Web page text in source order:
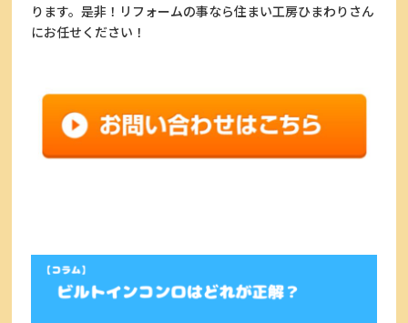
ります。是非！リフォームの事なら住まい工房ひまわりさん
にお任せください！